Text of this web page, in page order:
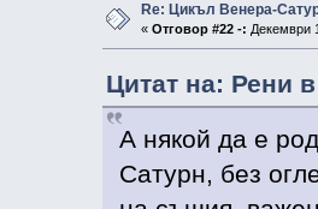
Re: Цикъл Венера-
« Отговор #22 -: Декември
Цитат на: Рени
А някой да е
Сатурн, без